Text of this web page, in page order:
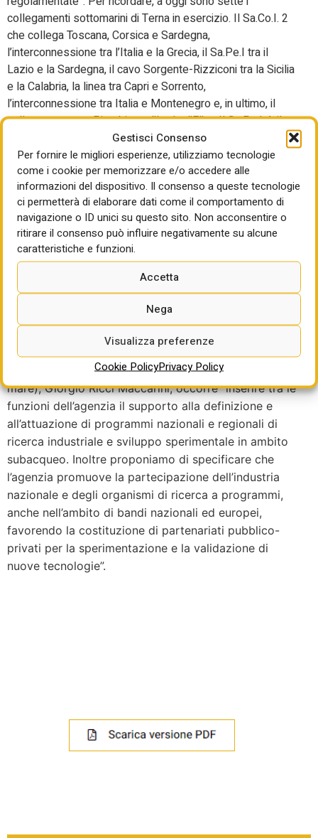
Gestisci Consenso
Per fornire le migliori esperienze, utilizziamo tecnologie
come i cookie per memorizzare e/o accedere alle
informazioni del dispositivo. Il consenso a queste tecnologie
ci permetterà di elaborare dati come il comportamento di
navigazione o ID unici su questo sito. Non acconsentire o
ritirare il consenso può influire negativamente su alcune
caratteristiche e funzioni.
Accetta
Nega
Visualizza preferenze
Cookie PolicyPrivacy Policy
collegamenti sottomarini di Terna in esercizio. Il Sa.Co.I. 2
che collega Toscana, Corsica e Sardegna,
l’interconnessione tra l’Italia e la Grecia, il Sa.Pe.I tra il
Lazio e la Sardegna, il cavo Sorgente-Rizziconi tra la Sicilia
e la Calabria, la linea tra Capri e Sorrento,
l’interconnessione tra Italia e Montenegro e, in ultimo, il
collegamento tra Piombino e l’Isola d’Elba. Il Sa.Pe.I. è il
più profondo tra i collegamenti in esercizio, toccando i
1.640 metri di profondità. Una volta operativo, il Tyrrhenian
Link supererà questo record, raggiungendo i 2.150 metri di
profondità.
Per Pierroberto Folgiero, ad di Fincantieri, “c’è il tema di
cosa si può e non si può fare al di fuori dalle acque
territoriali, che è un tema di sicurezza molto importante, e il
tema di ciò che si può fare dentro le acque territoriali che è
un tema di regolamentazione nazionale. Si deve iniziare a
inquadrare questo nuovo mondo, a definire le zone che
possono essere dedicate a queste attività e a definire gli
obblighi di sicurezza di queste infrastrutture di interesse
generale”. Mentre per il presidente del Cluster
(Cluster tecnologico nazionale economia del
mare),Giorgio Ricci Maccarini,occorre “inserire tra le
funzioni dell’agenzia il supporto alla definizione e
all’attuazione di programmi nazionali e regionali di
ricerca industriale e sviluppo sperimentale in ambito
subacqueo. Inoltre proponiamo di specificare che
l’agenzia promuove la partecipazione dell’industria
nazionale e degli organismi di ricerca a programmi,
anche nell’ambito di bandi nazionali ed europei,
favorendo la costituzione di partenariati pubblico-
privati per la sperimentazione e la validazione di
nuove tecnologie”.